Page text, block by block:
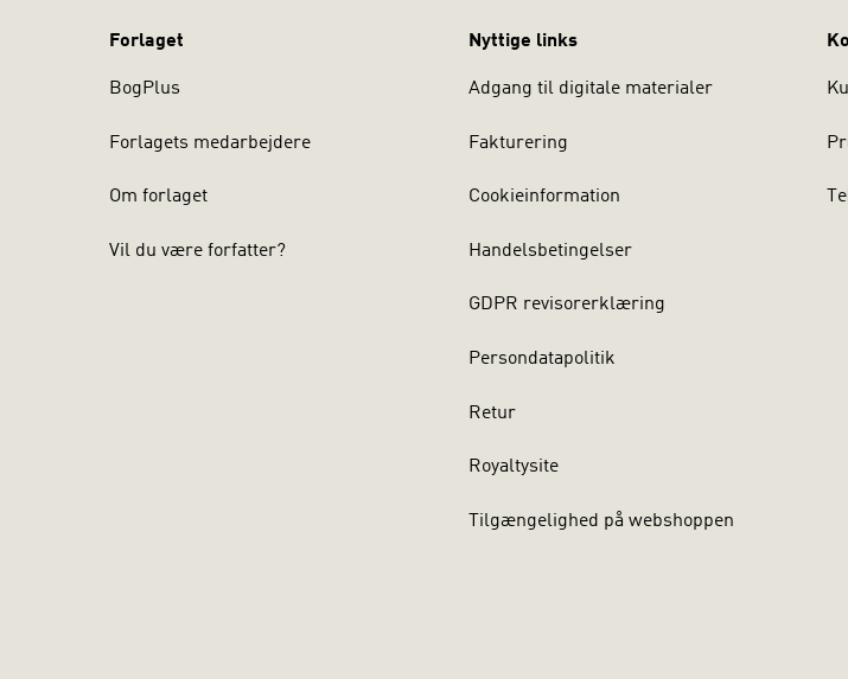
Forlaget
BogPlus
Forlagets medarbejdere
Om forlaget
Vil du være forfatter?
Nyttige links
Adgang til digitale materialer
Fakturering
Cookieinformation
Handelsbetingelser
GDPR revisorerklæring
Persondatapolitik
Retur
Royaltysite
Tilgængelighed på webshoppen